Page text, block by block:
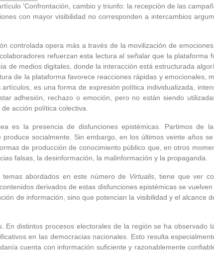
'Confrontación, cambio y triunfo: la recepción de las
con mayor visibilidad no corresponden a intercambios
controlada opera más a través de la movilización de
refuerzan esta lectura al señalar que la plataforma
de medios digitales, donde la interacción está estructurada
de la plataforma favorece reacciones rápidas y emocionales,
es una forma de expresión política individualizada,
adhesión, rechazo o emoción, pero no están siendo
acción política colectiva.
es la presencia de disfunciones epistémicas. Partimos de
socialmente. Sin embargo, en los últimos veinte años
de producción de conocimiento público que, en otros
falsas, la desinformación, la malinformación y la propaganda.
abordados en este número de Virtualis, tiene que ver
derivados de estas disfunciones epistémicas se
de información, sino que potencian la visibilidad y el alcance
distintos procesos electorales de la región se ha observado
en las democracias nacionales. Esto resulta
cuenta con información suficiente y razonablemente